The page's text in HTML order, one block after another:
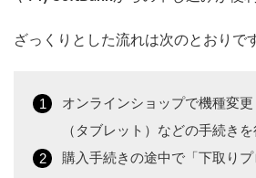
ざっくりとした流れは次のとおりで
オンラインショップで機種変
（タブレット）などの手続きを
購入手続きの途中で「下取り